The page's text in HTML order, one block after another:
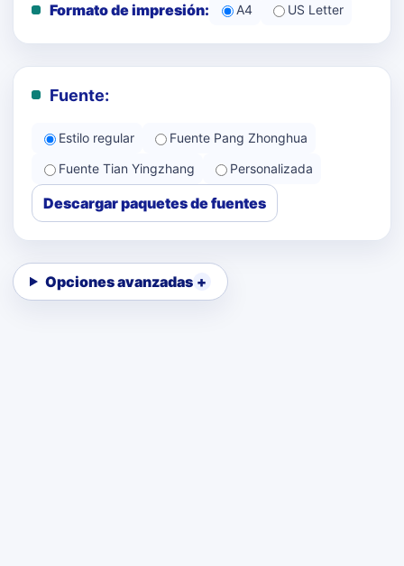
Formato de impresión: A4 US Letter
Fuente:
Estilo regular
Fuente Pang Zhonghua
Fuente Tian Yingzhang
Personalizada
Descargar paquetes de fuentes
Opciones avanzadas